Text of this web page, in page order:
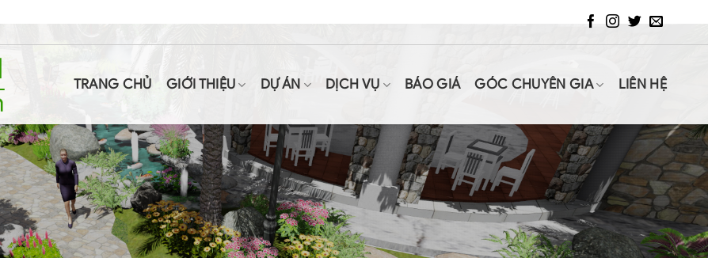
TRANG CHỦ GIỚI THIỆU DỰ ÁN DỊCH VỤ BÁO GIÁ GÓC CHUYÊN GIA LIÊN HỆ